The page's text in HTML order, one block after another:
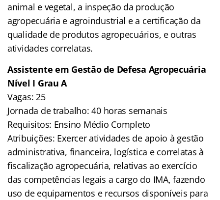
animal e vegetal, a inspeção da produção
agropecuária e agroindustrial e a certificação da
qualidade de produtos agropecuários, e outras
atividades correlatas.
Assistente em Gestão de Defesa Agropecuária
Nível I Grau A
Vagas: 25
Jornada de trabalho: 40 horas semanais
Requisitos: Ensino Médio Completo
Atribuições: Exercer atividades de apoio à gestão
administrativa, financeira, logística e correlatas à
fiscalização agropecuária, relativas ao exercício
das competências legais a cargo do IMA, fazendo
uso de equipamentos e recursos disponíveis para